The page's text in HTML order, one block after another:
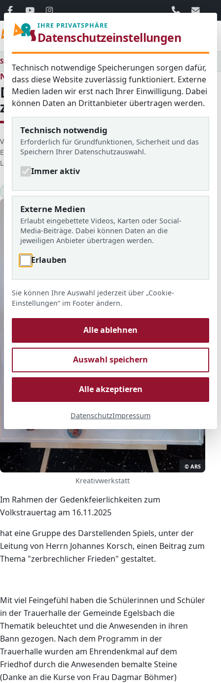
06103 / 30
Startseite
Neues aus dem Schulleben
Darstellendes Spiel -
zerbrechlicher Frieden -
D
e
t
i
l
Veröffentlicht von: Michael Becker
Erstellt am: 17. November 2025
Letzte Aktualisierung: 19. November 2025
Darstellendes Spiel 2025/26
© ARS
Kreativwerkstatt
Im Rahmen der Gedenkfeierlichkeiten zum
Volkstrauertag am 16.11.2025
hat eine Gruppe des Darstellenden Spiels, unter der
Leitung von Herrn Johannes Korsch, einen Beitrag zum
Thema "zerbrechlicher Frieden" gestaltet.
Mit viel Feingefühl haben die Schülerinnen und Schüler
in der Trauerhalle der Gemeinde Egelsbach die
Thematik beleuchtet und die Anwesenden in ihren
Bann gezogen. Nach dem Programm in der
Trauerhalle wurden am Ehrendenkmal auf dem
Friedhof durch die Anwesenden bemalte Steine
(Danke an die Kurse von Frau Dagmar Böhmer)
IHRE PRIVATSPHÄRE
Datenschutzeinstellungen
Technisch notwendige Speicherungen sorgen dafür,
dass diese Website zuverlässig funktioniert. Externe
Medien laden wir erst nach Ihrer Einwilligung. Dabei
können Daten an Drittanbieter übertragen werden.
Technisch notwendig
Erforderlich für Grundfunktionen, Sicherheit und das
Speichern Ihrer Datenschutzauswahl.
Immer aktiv
Externe Medien
Erlaubt eingebettete Videos, Karten oder Social-
Media-Beiträge. Dabei können Daten an die
jeweiligen Anbieter übertragen werden.
Erlauben
Sie können Ihre Auswahl jederzeit über „Cookie-
Einstellungen“ im Footer ändern.
Alle ablehnen
Auswahl speichern
Alle akzeptieren
DatenschutzImpressum